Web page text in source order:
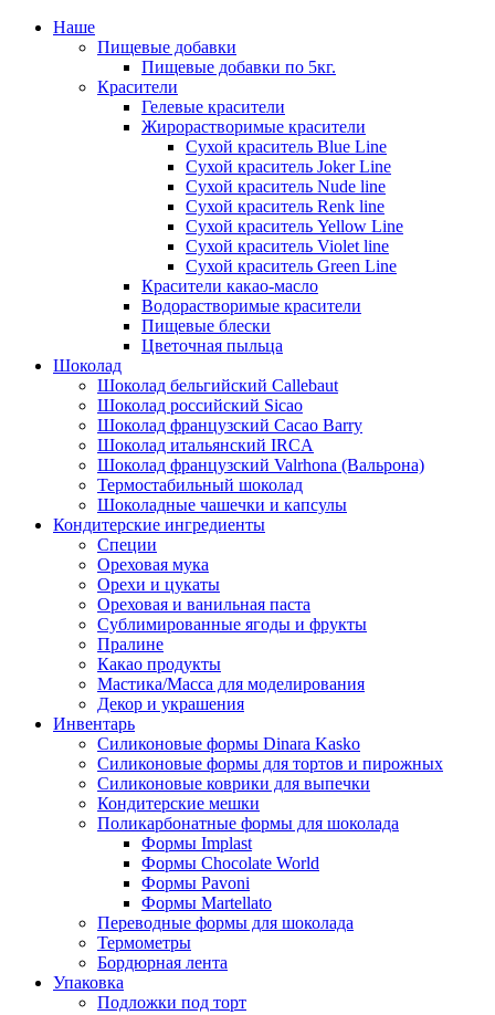
Наше
Пищевые добавки
Пищевые добавки по 5кг.
Красители
Гелевые красители
Жирорастворимые красители
Сухой краситель Blue Line
Сухой краситель Joker Line
Сухой краситель Nude line
Сухой краситель Renk line
Сухой краситель Yellow Line
Сухой краситель Violet line
Сухой краситель Green Line
Красители какао-масло
Водорастворимые красители
Пищевые блески
Цветочная пыльца
Шоколад
Шоколад бельгийский Callebaut
Шоколад российский Sicao
Шоколад французский Cacao Barry
Шоколад итальянский IRCA
Шоколад французский Valrhona (Вальрона)
Термостабильный шоколад
Шоколадные чашечки и капсулы
Кондитерские ингредиенты
Специи
Ореховая мука
Орехи и цукаты
Ореховая и ванильная паста
Сублимированные ягоды и фрукты
Пралине
Какао продукты
Мастика/Масса для моделирования
Декор и украшения
Инвентарь
Силиконовые формы Dinara Kasko
Силиконовые формы для тортов и пирожных
Силиконовые коврики для выпечки
Кондитерские мешки
Поликарбонатные формы для шоколада
Формы Implast
Формы Chocolate World
Формы Pavoni
Формы Martellato
Переводные формы для шоколада
Термометры
Бордюрная лента
Упаковка
Подложки под торт